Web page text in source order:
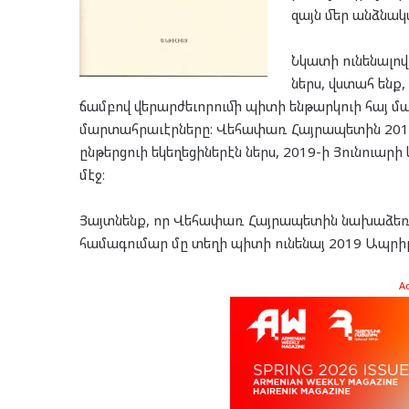
զայն մեր
Նկատի
ներս, վստահ ենք,
ճամբով վերարժեւորումի պիտի ենթարկուի հայ
մարտահրաւէրները։ Վեհափառ Հայրապետին
ընթերցուի եկեղեցիներէն ներս, 2019-ի
մէջ։
Յայտնենք, որ Վեհափառ Հայրապետին
համագումար մը տեղի պիտի ունենայ 2019